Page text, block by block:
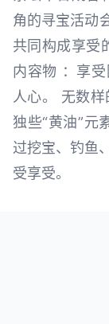
角的寻宝活动
共同构成享受
内容物 ：享
人心。 无数
独些“黄油”元
过挖宝、钓鱼
受享受。